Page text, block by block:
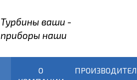
Турбины ваши -
приборы наши
О